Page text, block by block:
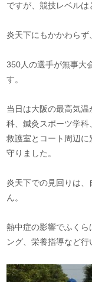
ですが、競技レベル
炎天下にもかかわらず
350人の選手が無事大
す。
当日は大阪の最高気
科、鍼灸スポーツ学
救護室とコート周辺
守りました。
炎天下での見回りは
ん。
熱中症の影響でふく
ング、栄養指導など行